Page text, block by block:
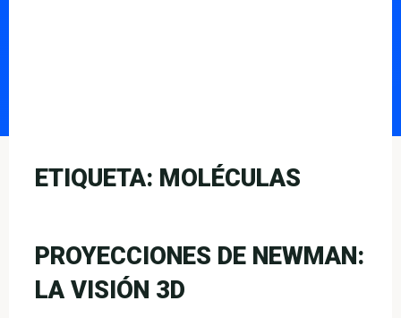
ETIQUETA: MOLÉCULAS
PROYECCIONES DE NEWMAN:
LA VISIÓN 3D